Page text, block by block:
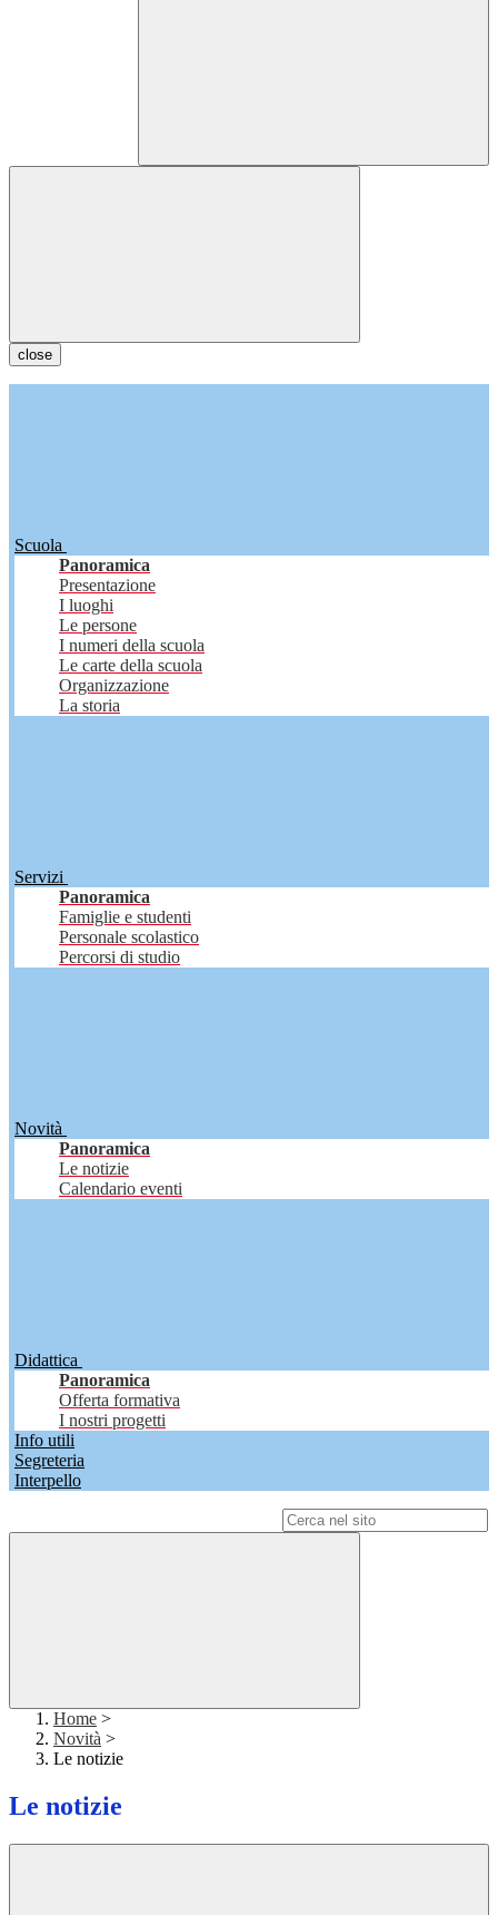
close
Scuola
Panoramica
Presentazione
I luoghi
Le persone
I numeri della scuola
Le carte della scuola
Organizzazione
La storia
Servizi
Panoramica
Famiglie e studenti
Personale scolastico
Percorsi di studio
Novità
Panoramica
Le notizie
Calendario eventi
Didattica
Panoramica
Offerta formativa
I nostri progetti
Info utili
Segreteria
Interpello
Home >
Novità >
Le notizie
Le notizie